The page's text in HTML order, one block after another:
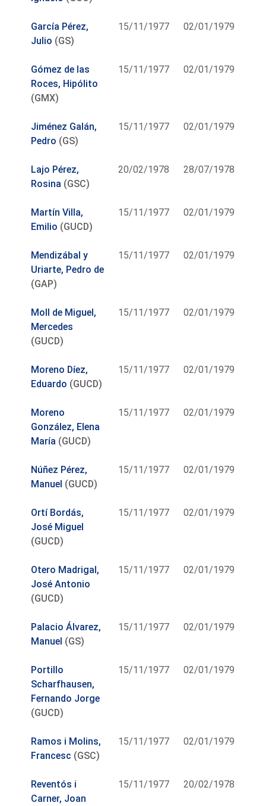
García Pérez,
Julio (GS)
15/11/1977 02/01/1979
Gómez de las
Roces, Hipólito
(GMX)
15/11/1977 02/01/1979
Jiménez Galán,
Pedro (GS)
15/11/1977 02/01/1979
Lajo Pérez,
Rosina (GSC)
20/02/1978 28/07/1978
Martín Villa,
Emilio (GUCD)
15/11/1977 02/01/1979
Mendizábal y
Uriarte, Pedro de
(GAP)
15/11/1977 02/01/1979
Moll de Miguel,
Mercedes
(GUCD)
15/11/1977 02/01/1979
Moreno Díez,
Eduardo (GUCD)
15/11/1977 02/01/1979
Moreno
González, Elena
María (GUCD)
15/11/1977 02/01/1979
Núñez Pérez,
Manuel (GUCD)
15/11/1977 02/01/1979
Ortí Bordás,
José Miguel
(GUCD)
15/11/1977 02/01/1979
Otero Madrigal,
José Antonio
(GUCD)
15/11/1977 02/01/1979
Palacio Álvarez,
Manuel (GS)
15/11/1977 02/01/1979
Portillo
Scharfhausen,
Fernando Jorge
(GUCD)
15/11/1977 02/01/1979
Ramos i Molins,
Francesc (GSC)
15/11/1977 02/01/1979
Reventós i
Carner, Joan
15/11/1977 20/02/1978